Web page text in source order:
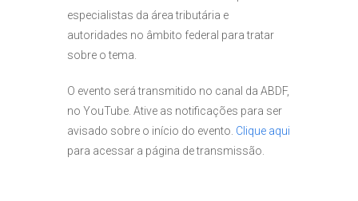
especialistas da área tributária e
autoridades no âmbito federal para tratar
sobre o tema.
O evento será transmitido no canal da ABDF,
no YouTube. Ative as notificações para ser
avisado sobre o início do evento. Clique aqui
para acessar a página de transmissão.